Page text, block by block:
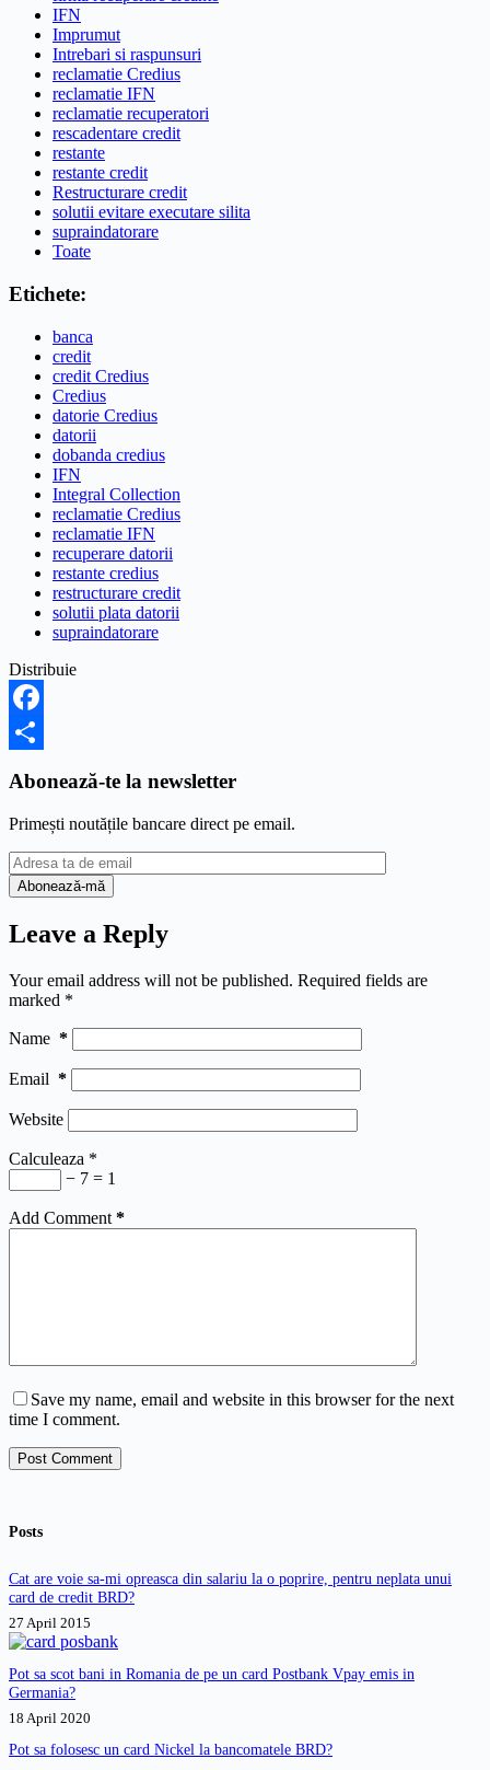
IFN
Imprumut
Intrebari si raspunsuri
reclamatie Credius
reclamatie IFN
reclamatie recuperatori
rescadentare credit
restante
restante credit
Restructurare credit
solutii evitare executare silita
supraindatorare
Toate
Etichete:
banca
credit
credit Credius
Credius
datorie Credius
datorii
dobanda credius
IFN
Integral Collection
reclamatie Credius
reclamatie IFN
recuperare datorii
restante credius
restructurare credit
solutii plata datorii
supraindatorare
Distribuie
Facebook
Abonează-te la newsletter
Primești noutățile bancare direct pe email.
Leave a Reply
Your email address will not be published. Required fields are
marked *
Name *
Email *
Website
Calculeaza *
− 7 = 1
Add Comment *
Save my name, email and website in this browser for the next
time I comment.
Post Comment
Posts
Cat are voie sa-mi opreasca din salariu la o poprire, pentru neplata unui
card de credit BRD?
27 April 2015
Pot sa scot bani in Romania de pe un card Postbank Vpay emis in
Germania?
18 April 2020
Pot sa folosesc un card Nickel la bancomatele BRD?